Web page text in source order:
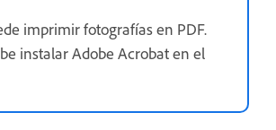
imprimir fotografías en PDF.
instalar Adobe Acrobat en el